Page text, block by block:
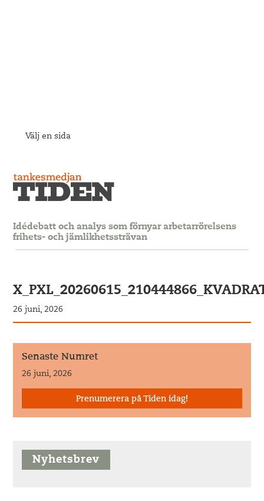
Välj en sida
Idédebatt och analys som förnyar arbetarrörelsens
frihets- och jämlikhetssträvan
26 juni, 2026
Senaste Numret
26 juni, 2026
Prenumerera på Tiden idag!
Nyhetsbrev